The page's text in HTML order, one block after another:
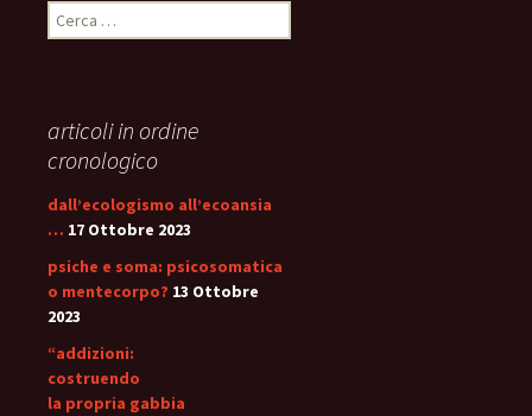
Ricerca
per:
articoli in ordine
cronologico
dall’ecologismo all’ecoansia
… 17 Ottobre 2023
psiche e soma: psicosomatica
o mentecorpo? 13 Ottobre
2023
“addizioni:
costruendo
la propria gabbia